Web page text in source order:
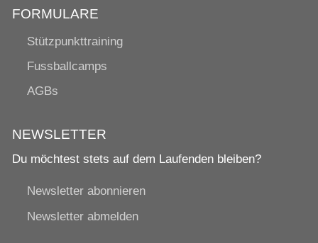
FORMULARE
Stützpunkttraining
Fussballcamps
AGBs
NEWSLETTER
Du möchtest stets auf dem Laufenden bleiben?
Newsletter abonnieren
Newsletter abmelden